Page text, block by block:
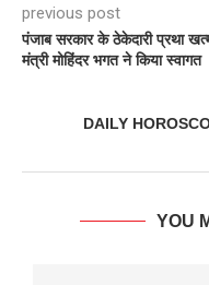
previous post
पंजाब सरकार के ठेकेदारी प्रथा
मंत्री मोहिंदर भगत ने किया स्वागत
DAILY
YOU